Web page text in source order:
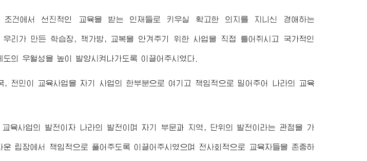
건에서 선진적인 교육을 받는 인재들로 키우실 확고한 의지를 지니신 경애하는
우리가 만든 학습장, 책가방, 교복을 안겨주기 위한 사업을 직접 틀어쥐시고 국가적인
의 우월성을 높이 발양시켜나가도록 이끌어주시였다.
, 전민이 교육사업을 자기 사업의 한부분으로 여기고 책임적으로 밀어주어 나라의 교육
교육사업의 발전이자 나라의 발전이며 자기 부문과 지역, 단위의 발전이라는 관점을 가
립장에서 책임적으로 풀어주도록 이끌어주시였으며 전사회적으로 교육자들을 존중하